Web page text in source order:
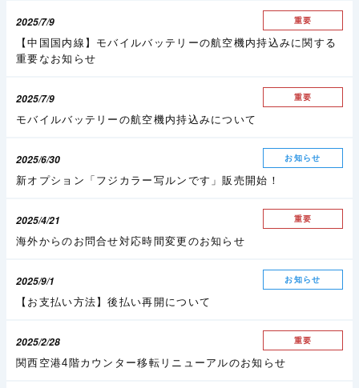
2025/7/9 重要
【中国国内線】モバイルバッテリーの航空機内持込みに関する
重要なお知らせ
2025/7/9 重要
モバイルバッテリーの航空機内持込みについて
2025/6/30 お知らせ
新オプション「フジカラー写ルンです」販売開始！
2025/4/21 重要
海外からのお問合せ対応時間変更のお知らせ
2025/9/1 お知らせ
【お支払い方法】後払い再開について
2025/2/28 重要
関西空港4階カウンター移転リニューアルのお知らせ